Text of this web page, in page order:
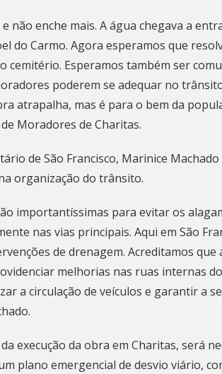
não enche mais. A água chegava a
do Carmo. Agora esperamos que
cemitério. Esperamos também ser
poderem se adequar no
atrapalha, mas é para o bem da
Moradores de Charitas.
de São Francisco, Marinice
organização do trânsito.
importantíssimas para evitar os
nas vias principais. Aqui em São
de drenagem. Acreditamos
melhorias nas ruas internas
a circulação de veículos e garantir a
execução da obra em Charitas, será
plano emergencial de desvio viário,